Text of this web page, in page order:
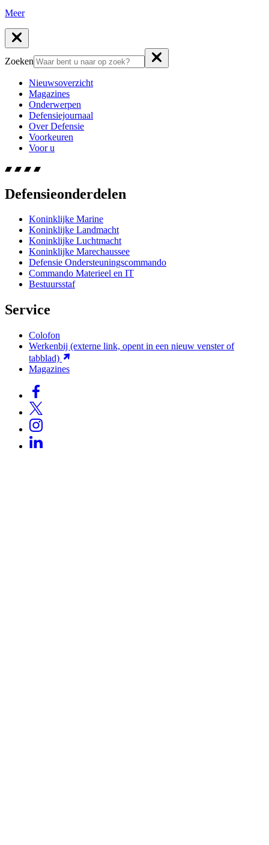
Meer
Zoeken
Nieuwsoverzicht
Magazines
Onderwerpen
Defensiejournaal
Over Defensie
Voorkeuren
Voor u
Defensieonderdelen
Koninklijke Marine
Koninklijke Landmacht
Koninklijke Luchtmacht
Koninklijke Marechaussee
Defensie Ondersteuningscommando
Commando Materieel en IT
Bestuursstaf
Service
Colofon
Werkenbij (externe link, opent in een nieuw venster of
tabblad)
Magazines